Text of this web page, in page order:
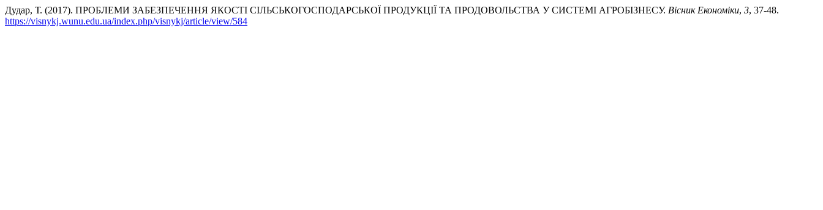
Дудар, Т. (2017). ПРОБЛЕМИ ЗАБЕЗПЕЧЕННЯ ЯКОСТІ СІЛЬСЬКОГОСПОДАРСЬКОЇ ПРОДУКЦІЇ ТА ПРОДОВОЛЬСТВА У СИСТЕМІ АГРОБІЗНЕСУ. Вісник Економіки, 3, 37-48.
https://visnykj.wunu.edu.ua/index.php/visnykj/article/view/584